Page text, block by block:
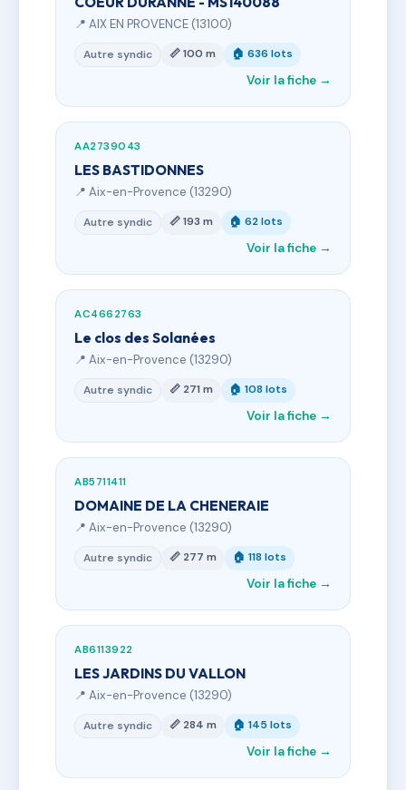
📍 AIX EN PROVENCE (13100)
Autre syndic 📏 100 m 🏠 636 lots
Voir la fiche →
AA2739043
LES BASTIDONNES
📍 Aix-en-Provence (13290)
Autre syndic 📏 193 m 🏠 62 lots
Voir la fiche →
AC4662763
Le clos des Solanées
📍 Aix-en-Provence (13290)
Autre syndic 📏 271 m 🏠 108 lots
Voir la fiche →
AB5711411
DOMAINE DE LA CHENERAIE
📍 Aix-en-Provence (13290)
Autre syndic 📏 277 m 🏠 118 lots
Voir la fiche →
AB6113922
LES JARDINS DU VALLON
📍 Aix-en-Provence (13290)
Autre syndic 📏 284 m 🏠 145 lots
Voir la fiche →